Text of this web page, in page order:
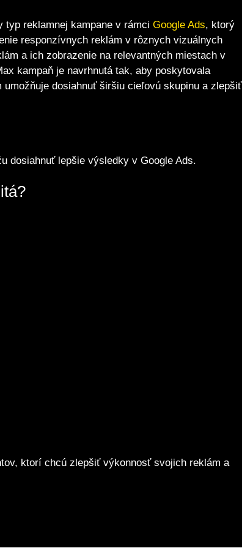
typ reklamnej kampane v rámci Google Ads, ktorý
responzívnych reklám v rôznych vizuálnych
a ich zobrazenie na relevantných miestach v
kampaň je navrhnutá tak, aby poskytovala
dosiahnuť širšiu cieľovú skupinu a zlepšiť
dosiahnuť lepšie výsledky v Google Ads.
ktorí chcú zlepšiť výkonnosť svojich reklám a